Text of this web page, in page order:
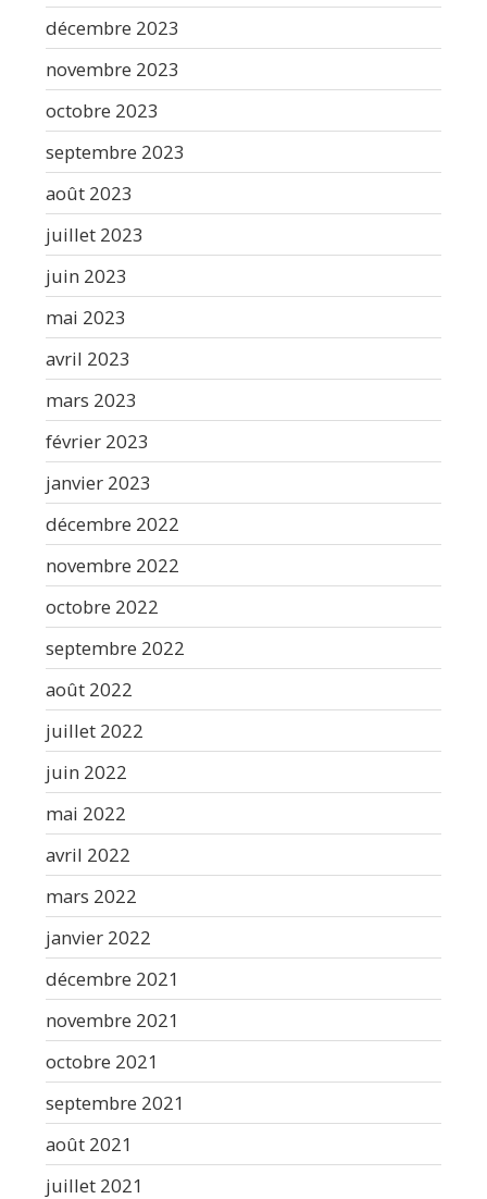
décembre 2023
novembre 2023
octobre 2023
septembre 2023
août 2023
juillet 2023
juin 2023
mai 2023
avril 2023
mars 2023
février 2023
janvier 2023
décembre 2022
novembre 2022
octobre 2022
septembre 2022
août 2022
juillet 2022
juin 2022
mai 2022
avril 2022
mars 2022
janvier 2022
décembre 2021
novembre 2021
octobre 2021
septembre 2021
août 2021
juillet 2021